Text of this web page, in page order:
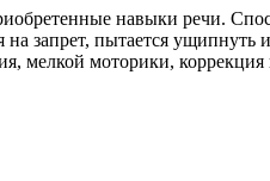
навыки речи.
запрет, пытается
мелкой моторики,